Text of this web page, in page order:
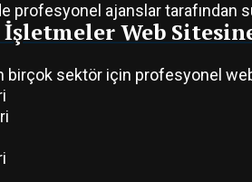
profesyonel ajanslar
Web
birçok sektör için profesyonel